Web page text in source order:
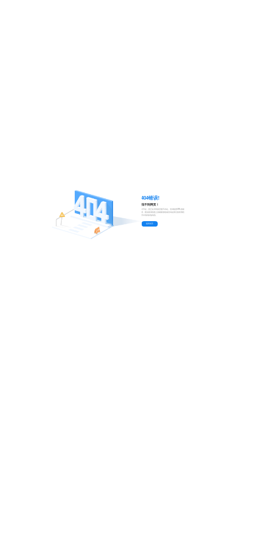
404错误!
找不到网页！
对不起，您正在寻找的页面不存在。尝试检查URL的错
误，然后按浏览器上的刷新按钮或尝试在我们的应用程
序中找到其他内容。
返回首页